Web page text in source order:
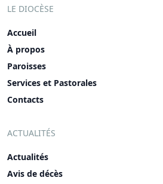
LE DIOCÈSE
Accueil
À propos
Paroisses
Services et Pastorales
Contacts
ACTUALITÉS
Actualités
Avis de décès